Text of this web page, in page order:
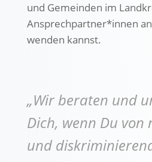
und Gemeinden im
Ansprechpartner*innen
wenden kannst.
„Wir beraten und
Dich, wenn Du von
und